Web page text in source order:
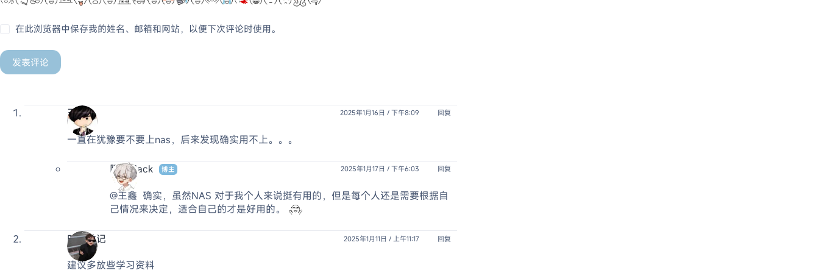
在此浏览器中保存我的姓名、邮箱和网站，以便下次评论时使用。
发表评论
王鑫 2025年1月16日 / 下午8:09 回复
一直在犹豫要不要上nas，后来发现确实用不上。。。
阿杰 Jack 博主 2025年1月17日 / 下午6:03 回复
@王鑫 确实，虽然NAS 对于我个人来说挺有用的，但是每个人还是需要根据自
己情况来决定，适合自己的才是好用的。
时光散记 2025年1月11日 / 上午11:17 回复
建议多放些学习资料